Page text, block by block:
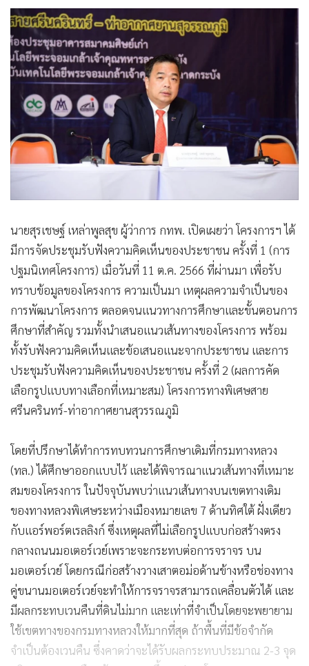
นายสุรเชษฐ์ เหล่าพูลสุข ผู้ว่าการ กทพ. เปิดเผยว่า โครงการฯ ได้
มีการจัดประชุมรับฟังความคิดเห็นของประชาชน ครั้งที่ 1 (การ
ปฐมนิเทศโครงการ) เมื่อวันที่ 11 ต.ค. 2566 ที่ผ่านมา เพื่อรับ
ทราบข้อมูลของโครงการ ความเป็นมา เหตุผลความจำเป็นของ
การพัฒนาโครงการ ตลอดจนแนวทางการศึกษาและขั้นตอนการ
ศึกษาที่สำคัญ รวมทั้งนำเสนอแนวเส้นทางของโครงการ พร้อม
ทั้งรับฟังความคิดเห็นและข้อเสนอแนะจากประชาชน และการ
ประชุมรับฟังความคิดเห็นของประชาชน ครั้งที่ 2 (ผลการคัด
เลือกรูปแบบทางเลือกที่เหมาะสม) โครงการทางพิเศษสาย
ศรีนครินทร์-ท่าอากาศยานสุวรรณภูมิ
โดยที่ปรึกษาได้ทำการทบทวนการศึกษาเดิมที่กรมทางหลวง
(ทล.) ได้ศึกษาออกแบบไว้ และได้พิจารณาแนวเส้นทางที่เหมาะ
สมของโครงการ ในปัจจุบันพบว่าแนวเส้นทางบนเขตทางเดิม
ของทางหลวงพิเศษระหว่างเมืองหมายเลข 7 ด้านทิศใต้ ฝั่งเดียว
กับแอร์พอร์ตเรลลิงก์ ซึ่งเหตุผลที่ไม่เลือกรูปแบบก่อสร้างตรง
กลางถนนมอเตอร์เวย์เพราะจะกระทบต่อการจราจร บน
มอเตอร์เวย์ โดยกรณีก่อสร้างวางเสาตอม่อด้านข้างหรือช่องทาง
คู่ขนานมอเตอร์เวย์จะทำให้การจราจรสามารถเคลื่อนตัวได้ และ
มีผลกระทบเวนคืนที่ดินไม่มาก และเท่าที่จำเป็นโดยจะพยายาม
ใช้เขตทางของกรมทางหลวงให้มากที่สุด ถ้าพื้นที่มีข้อจำกัด
จำเป็นต้องเวนคืน ซึ่งคาดว่าจะได้รับผลกระทบประมาณ 2-3 จุด